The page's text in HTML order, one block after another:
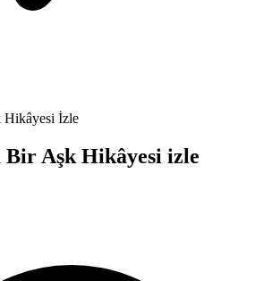
Hikâyesi İzle
Bir Aşk Hikâyesi izle